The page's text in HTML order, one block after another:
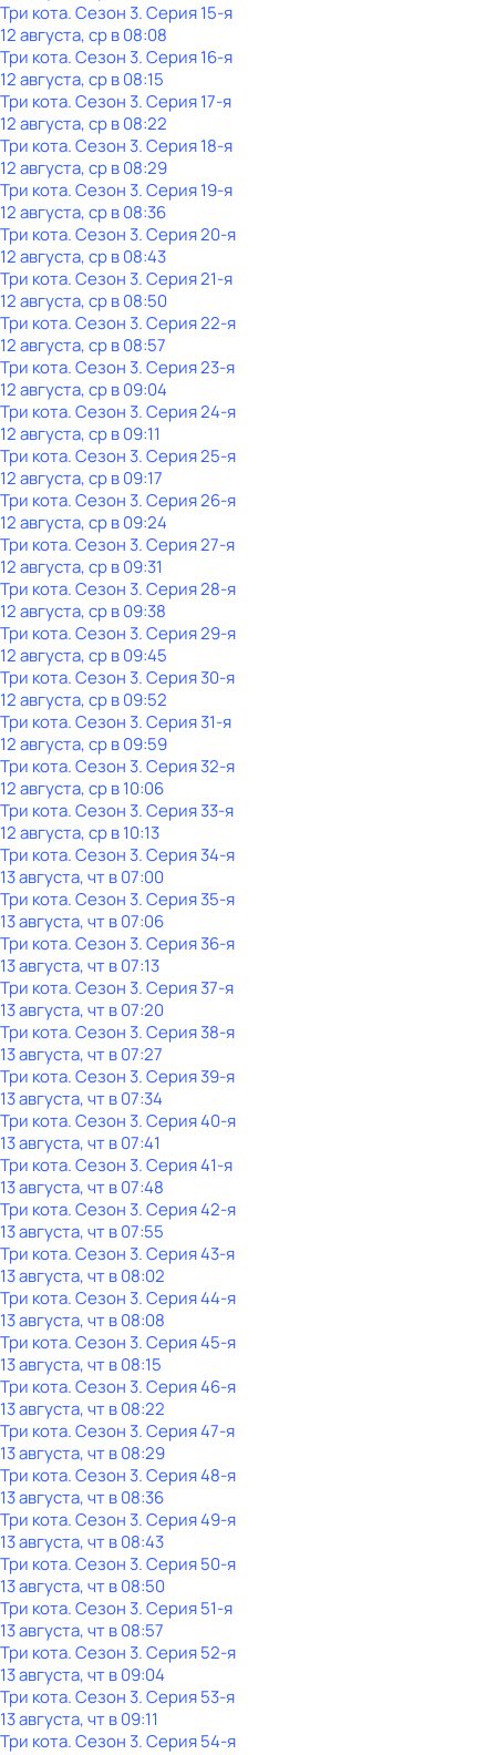
Три кота. Сезон 3. Серия 15-я
12 августа, ср в 08:08
Три кота. Сезон 3. Серия 16-я
12 августа, ср в 08:15
Три кота. Сезон 3. Серия 17-я
12 августа, ср в 08:22
Три кота. Сезон 3. Серия 18-я
12 августа, ср в 08:29
Три кота. Сезон 3. Серия 19-я
12 августа, ср в 08:36
Три кота. Сезон 3. Серия 20-я
12 августа, ср в 08:43
Три кота. Сезон 3. Серия 21-я
12 августа, ср в 08:50
Три кота. Сезон 3. Серия 22-я
12 августа, ср в 08:57
Три кота. Сезон 3. Серия 23-я
12 августа, ср в 09:04
Три кота. Сезон 3. Серия 24-я
12 августа, ср в 09:11
Три кота. Сезон 3. Серия 25-я
12 августа, ср в 09:17
Три кота. Сезон 3. Серия 26-я
12 августа, ср в 09:24
Три кота. Сезон 3. Серия 27-я
12 августа, ср в 09:31
Три кота. Сезон 3. Серия 28-я
12 августа, ср в 09:38
Три кота. Сезон 3. Серия 29-я
12 августа, ср в 09:45
Три кота. Сезон 3. Серия 30-я
12 августа, ср в 09:52
Три кота. Сезон 3. Серия 31-я
12 августа, ср в 09:59
Три кота. Сезон 3. Серия 32-я
12 августа, ср в 10:06
Три кота. Сезон 3. Серия 33-я
12 августа, ср в 10:13
Три кота. Сезон 3. Серия 34-я
13 августа, чт в 07:00
Три кота. Сезон 3. Серия 35-я
13 августа, чт в 07:06
Три кота. Сезон 3. Серия 36-я
13 августа, чт в 07:13
Три кота. Сезон 3. Серия 37-я
13 августа, чт в 07:20
Три кота. Сезон 3. Серия 38-я
13 августа, чт в 07:27
Три кота. Сезон 3. Серия 39-я
13 августа, чт в 07:34
Три кота. Сезон 3. Серия 40-я
13 августа, чт в 07:41
Три кота. Сезон 3. Серия 41-я
13 августа, чт в 07:48
Три кота. Сезон 3. Серия 42-я
13 августа, чт в 07:55
Три кота. Сезон 3. Серия 43-я
13 августа, чт в 08:02
Три кота. Сезон 3. Серия 44-я
13 августа, чт в 08:08
Три кота. Сезон 3. Серия 45-я
13 августа, чт в 08:15
Три кота. Сезон 3. Серия 46-я
13 августа, чт в 08:22
Три кота. Сезон 3. Серия 47-я
13 августа, чт в 08:29
Три кота. Сезон 3. Серия 48-я
13 августа, чт в 08:36
Три кота. Сезон 3. Серия 49-я
13 августа, чт в 08:43
Три кота. Сезон 3. Серия 50-я
13 августа, чт в 08:50
Три кота. Сезон 3. Серия 51-я
13 августа, чт в 08:57
Три кота. Сезон 3. Серия 52-я
13 августа, чт в 09:04
Три кота. Сезон 3. Серия 53-я
13 августа, чт в 09:11
Три кота. Сезон 3. Серия 54-я